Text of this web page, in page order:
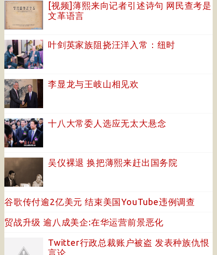
[视频]薄熙来向记者引述诗句 网民查考是
文革语言
叶剑英家族阻挠汪洋入常：纽时
李显龙与王岐山相见欢
十八大常委人选应无太大悬念
吴仪裸退 换把薄熙来赶出国务院
谷歌传付逾2亿美元 结束美国YouTube违例调查
贸战升级 逾八成美企:在华运营前景恶化
Twitter行政总裁账户被盗 发表种族仇恨
言论